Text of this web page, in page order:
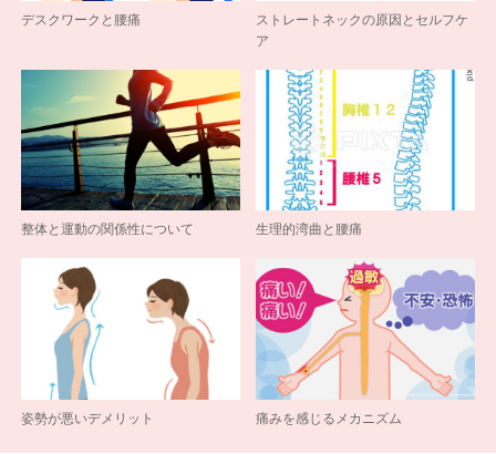
デスクワークと腰痛
ストレートネックの原因とセルフケ
ア
整体と運動の関係性について 生理的湾曲と腰痛
姿勢が悪いデメリット 痛みを感じるメカニズム